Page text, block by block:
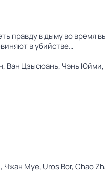
правду в дыму во время
в убийстве…
Ван Цзысюань, Чэнь Юйми,
Чжан Муе, Uros Bor,Chao